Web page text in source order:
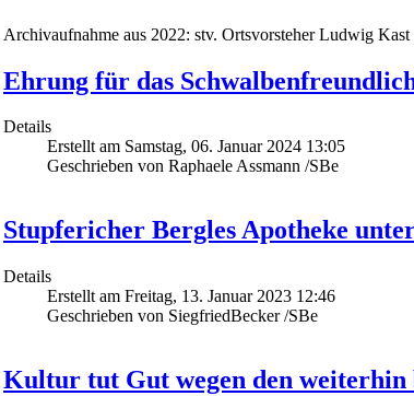
Archivaufnahme aus 2022: stv. Ortsvorsteher Ludwig
Ehrung für das
Details
Erstellt am Samstag, 06. Januar 2024 13:05
Geschrieben von Raphaele Assmann /SBe
Stupfericher Bergles Apotheke
Details
Erstellt am Freitag, 13. Januar 2023 12:46
Geschrieben von SiegfriedBecker /SBe
Kultur tut Gut wegen den weiterhin